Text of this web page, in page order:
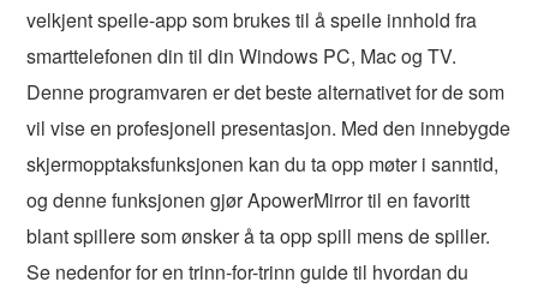
velkjent speile-app som brukes til å speile innhold fra
smarttelefonen din til din Windows PC, Mac og TV.
Denne programvaren er det beste alternativet for de som
vil vise en profesjonell presentasjon. Med den innebygde
skjermopptaksfunksjonen kan du ta opp møter i sanntid,
og denne funksjonen gjør ApowerMirror til en favoritt
blant spillere som ønsker å ta opp spill mens de spiller.
Se nedenfor for en trinn-for-trinn guide til hvordan du